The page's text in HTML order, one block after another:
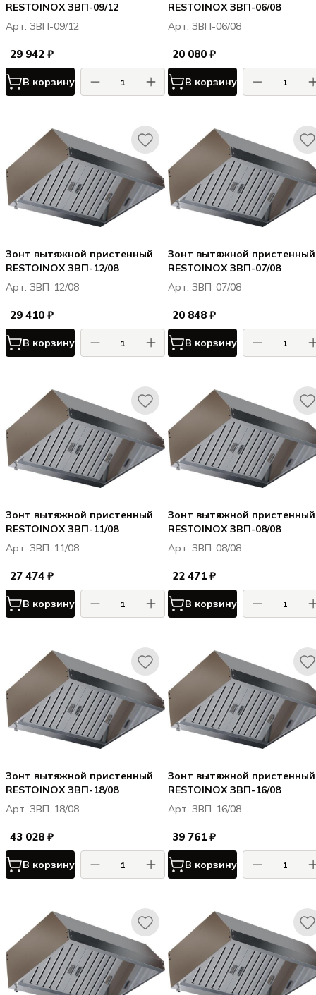
RESTOINOX ЗВП-09/12
Арт. ЗВП-09/12
29 942 ₽
В корзину
RESTOINOX ЗВП-06/08
Арт. ЗВП-06/08
20 080 ₽
В корзину
Зонт вытяжной пристенный
RESTOINOX ЗВП-12/08
Арт. ЗВП-12/08
29 410 ₽
В корзину
Зонт вытяжной пристенный
RESTOINOX ЗВП-07/08
Арт. ЗВП-07/08
20 848 ₽
В корзину
Зонт вытяжной пристенный
RESTOINOX ЗВП-11/08
Арт. ЗВП-11/08
27 474 ₽
В корзину
Зонт вытяжной пристенный
RESTOINOX ЗВП-08/08
Арт. ЗВП-08/08
22 471 ₽
В корзину
Зонт вытяжной пристенный
RESTOINOX ЗВП-18/08
Арт. ЗВП-18/08
43 028 ₽
В корзину
Зонт вытяжной пристенный
RESTOINOX ЗВП-16/08
Арт. ЗВП-16/08
39 761 ₽
В корзину